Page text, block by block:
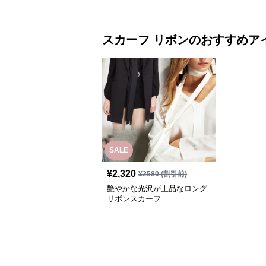
スカーフ リボンのおすすめア
SALE
¥2,320 ¥2580(割引前)
艶やかな光沢が上品なロング
リボンスカーフ